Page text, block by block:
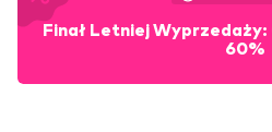
Finał Letniej
60%